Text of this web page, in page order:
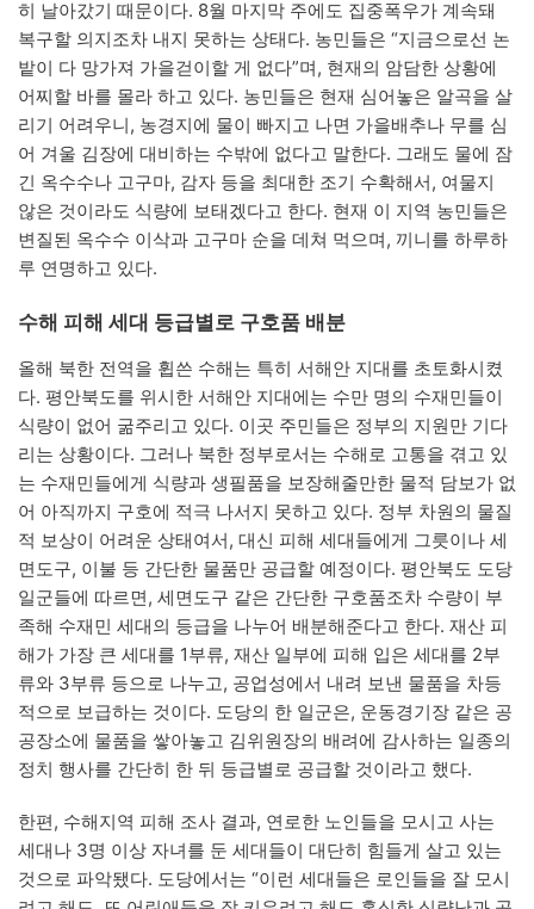
히 날아갔기 때문이다. 8월 마지막 주에도 집중폭우가 계속돼
복구할 의지조차 내지 못하는 상태다. 농민들은 “지금으로선 논
밭이 다 망가져 가을걷이할 게 없다”며, 현재의 암담한 상황에
어찌할 바를 몰라 하고 있다. 농민들은 현재 심어놓은 알곡을 살
리기 어려우니, 농경지에 물이 빠지고 나면 가을배추나 무를 심
어 겨울 김장에 대비하는 수밖에 없다고 말한다. 그래도 물에 잠
긴 옥수수나 고구마, 감자 등을 최대한 조기 수확해서, 여물지
않은 것이라도 식량에 보태겠다고 한다. 현재 이 지역 농민들은
변질된 옥수수 이삭과 고구마 순을 데쳐 먹으며, 끼니를 하루하
루 연명하고 있다.
수해 피해 세대 등급별로 구호품 배분
올해 북한 전역을 휩쓴 수해는 특히 서해안 지대를 초토화시켰
다. 평안북도를 위시한 서해안 지대에는 수만 명의 수재민들이
식량이 없어 굶주리고 있다. 이곳 주민들은 정부의 지원만 기다
리는 상황이다. 그러나 북한 정부로서는 수해로 고통을 겪고 있
는 수재민들에게 식량과 생필품을 보장해줄만한 물적 담보가 없
어 아직까지 구호에 적극 나서지 못하고 있다. 정부 차원의 물질
적 보상이 어려운 상태여서, 대신 피해 세대들에게 그릇이나 세
면도구, 이불 등 간단한 물품만 공급할 예정이다. 평안북도 도당
일군들에 따르면, 세면도구 같은 간단한 구호품조차 수량이 부
족해 수재민 세대의 등급을 나누어 배분해준다고 한다. 재산 피
해가 가장 큰 세대를 1부류, 재산 일부에 피해 입은 세대를 2부
류와 3부류 등으로 나누고, 공업성에서 내려 보낸 물품을 차등
적으로 보급하는 것이다. 도당의 한 일군은, 운동경기장 같은 공
공장소에 물품을 쌓아놓고 김위원장의 배려에 감사하는 일종의
정치 행사를 간단히 한 뒤 등급별로 공급할 것이라고 했다.
한편, 수해지역 피해 조사 결과, 연로한 노인들을 모시고 사는
세대나 3명 이상 자녀를 둔 세대들이 대단히 힘들게 살고 있는
것으로 파악됐다. 도당에서는 “이런 세대들은 로인들을 잘 모시